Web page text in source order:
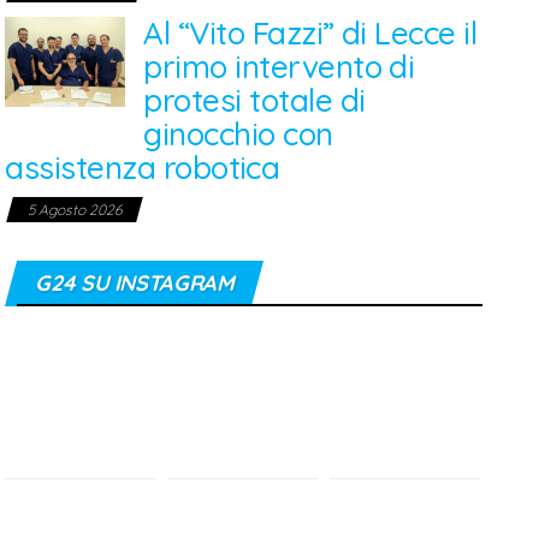
Al “Vito Fazzi” di Lecce il
primo intervento di
protesi totale di
ginocchio con
assistenza robotica
5 Agosto 2026
G24 SU INSTAGRAM